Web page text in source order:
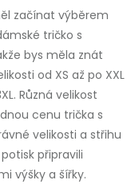
začínat výběrem
tričko s
bys měla znát
od XS až po XXL
Různá velikost
cenu trička s
velikosti a střihu
připravili
výšky a šířky.